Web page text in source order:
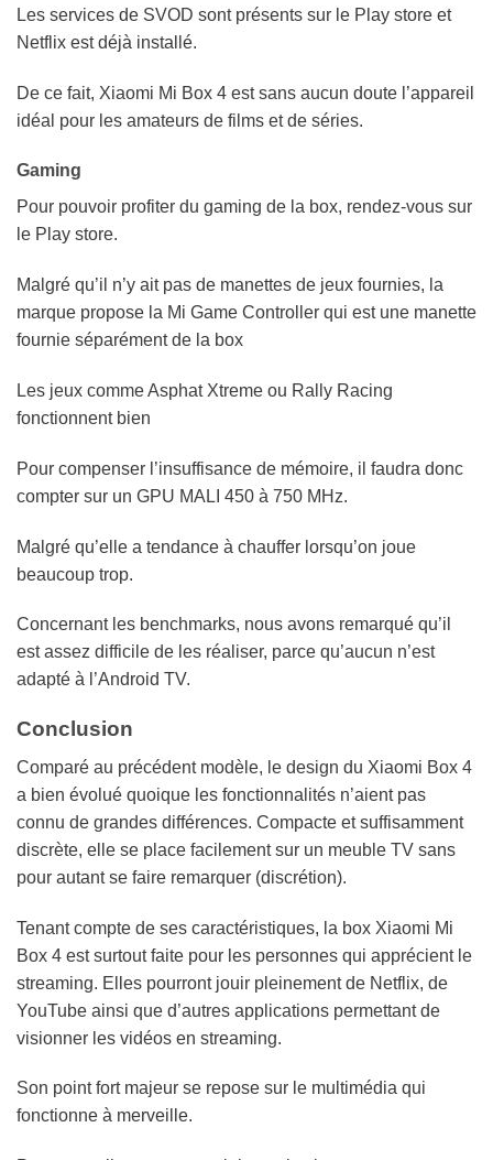
Les services de SVOD sont présents sur le Play store et
Netflix est déjà installé.
De ce fait, Xiaomi Mi Box 4 est sans aucun doute l’appareil
idéal pour les amateurs de films et de séries.
Gaming
Pour pouvoir profiter du gaming de la box, rendez-vous sur
le Play store.
Malgré qu’il n’y ait pas de manettes de jeux fournies, la
marque propose la Mi Game Controller qui est une manette
fournie séparément de la box
Les jeux comme Asphat Xtreme ou Rally Racing
fonctionnent bien
Pour compenser l’insuffisance de mémoire, il faudra donc
compter sur un GPU MALI 450 à 750 MHz.
Malgré qu’elle a tendance à chauffer lorsqu’on joue
beaucoup trop.
Concernant les benchmarks, nous avons remarqué qu’il
est assez difficile de les réaliser, parce qu’aucun n’est
adapté à l’Android TV.
Conclusion
Comparé au précédent modèle, le design du Xiaomi Box 4
a bien évolué quoique les fonctionnalités n’aient pas
connu de grandes différences. Compacte et suffisamment
discrète, elle se place facilement sur un meuble TV sans
pour autant se faire remarquer (discrétion).
Tenant compte de ses caractéristiques, la box Xiaomi Mi
Box 4 est surtout faite pour les personnes qui apprécient le
streaming. Elles pourront jouir pleinement de Netflix, de
YouTube ainsi que d’autres applications permettant de
visionner les vidéos en streaming.
Son point fort majeur se repose sur le multimédia qui
fonctionne à merveille.